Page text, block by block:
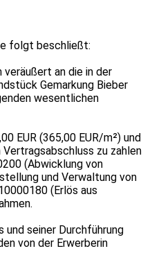
folgt beschließt:
an die in der
Gemarkung Bieber
wesentlichen
EUR (365,00 EUR/m²) und
zu zahlen
(Abwicklung von
und Verwaltung von
(Erlös aus
seiner Durchführung
von der Erwerberin